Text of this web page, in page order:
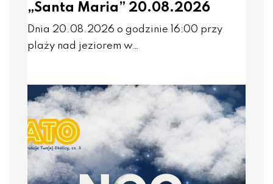
„Santa Maria” 20.08.2026
Dnia 20.08.2026 o godzinie 16:00 przy
plaży nad jeziorem w…